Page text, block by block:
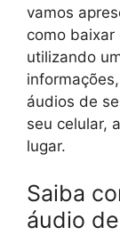
vamos
como baixar
utilizando
áudios de
seu celular,
lugar.
Saiba
áudio